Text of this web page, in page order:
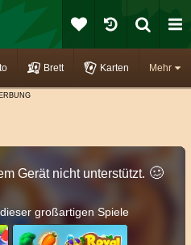
Mehr
Brett Karten
Gerät nicht unterstützt. 🥴️
großartigen Spiele